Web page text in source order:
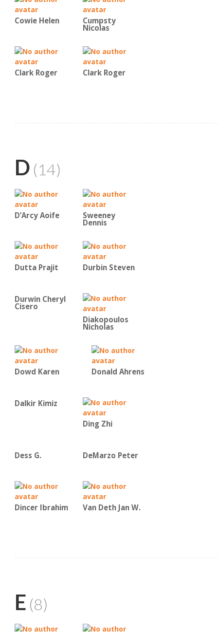
Cowie Helen Cumpsty
Nicolas
Clark Roger Clark Roger
D (14)
D’Arcy Aoife Sweeney
Dennis
Dutta Prajit Durbin Steven
Durwin Cheryl
Cisero
Diakopoulos
Nicholas
Dowd Karen Donald Ahrens
Dalkir Kimiz
Ding Zhi
Dess G. DeMarzo Peter
Dincer Ibrahim Van Deth Jan W.
E (8)